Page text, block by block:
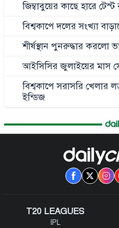
জিম্বাবুয়ের কাছে হারে
বিশ্বকাপে দলের সংখ্যা
শীর্ষস্থান পুনরুদ্ধার করলো
আইসিসির জুলাইয়ের মাস
বিশ্বকাপে সরাসরি খেলার
ইন্ডিজ
T20 LEAGUES
IPL